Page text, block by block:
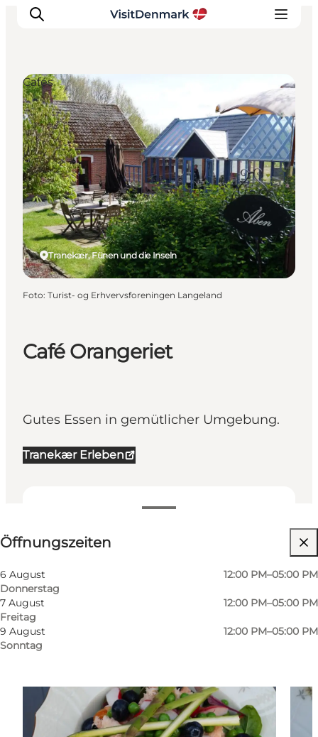
Inspiration
Regionen
Erlebnisse
Unterkünfte
Reiseplanung
Café Orangeriet
Gutes Essen in gemütlicher Umgebung.
Tranekær Erleben
Öffnungszeiten anzeigen
Öffnungszeiten
6 August
Donnerstag
12:00 PM–05:00 PM
7 August
Freitag
12:00 PM–05:00 PM
9 August
Sonntag
12:00 PM–05:00 PM
Website besuchen
Tranekær, Fünen und die Inseln
Cafés
Foto: Turist- og Erhvervsforeningen Langeland